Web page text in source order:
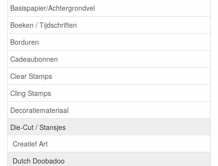
Basispapier/Achtergrondvel
Boeken / Tijdschriften
Borduren
Cadeaubonnen
Clear Stamps
Cling Stamps
Decoratiemateriaal
Die-Cut / Stansjes
Creatief Art
Dutch Doobadoo